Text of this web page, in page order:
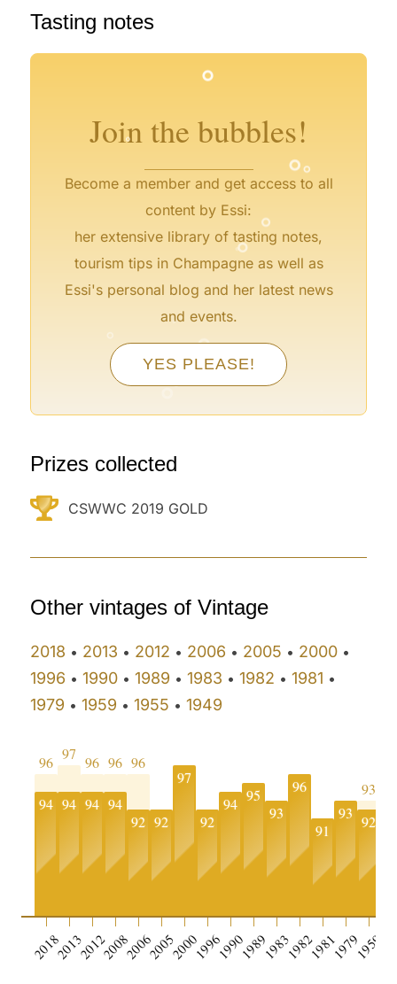
Tasting notes
Join the bubbles!
Become a member and get access to all
content by Essi:
her extensive library of tasting notes,
tourism tips in Champagne as well as
Essi's personal blog and her latest news
and events.
YES PLEASE!
°
°°
°
°
°
°
°
°
°
°
°
°
Prizes collected
CSWWC 2019 GOLD
Other vintages of Vintage
2018 • 2013 • 2012 • 2006 • 2005 • 2000 •
1996 •1990 •1989 •1983 •1982 •1981 •
1979 •1959 •1955 •1949
96
94
2018
97
94
2013
96
94
2012
96
94
2008
96
92
2006
92
2005
97
2000
92
1996
94
1990
95
1989
93
1983
96
1982
91
1981
93
1979
93
92
1959